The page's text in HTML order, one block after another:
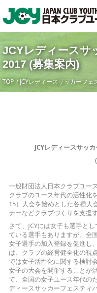
JCYレディースサ
2017 (募集案内)
TOP JCYレディースサッカーフ
JCYレディースサッ
一般財団法人日本クラブユー
クラブのユース年代の活性化
15）大会を始めとした各種大
ナーなどクラブづくりを支援
さて、JCYには女子も選手と
ている選手もありますが、全
女子選手の加入登録を促進し
は、クラブの経営健全化の視
では女子活性化に関する検討
女子の大会を開催することが
て、全国の女子ユース年代の
ディースサッカーフェスティ